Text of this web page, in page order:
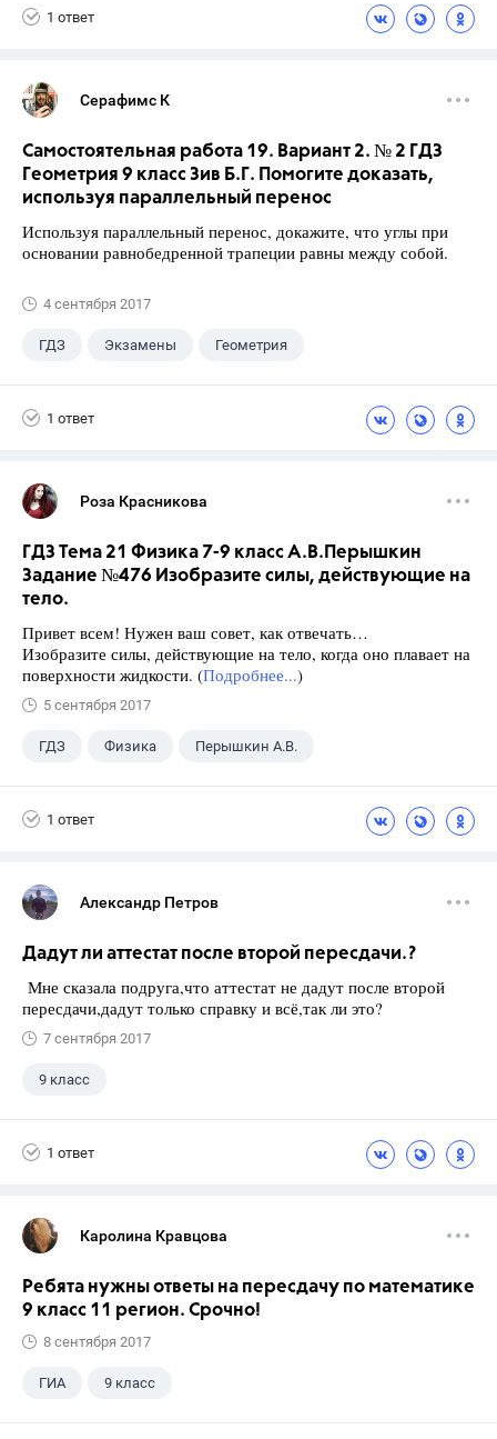
1 ответ
Серафимс К
Самостоятельная работа 19. Вариант 2. № 2 ГДЗ
Геометрия 9 класс Зив Б.Г. Помогите доказать,
используя параллельный перенос
Используя параллельный перенос, докажите, что углы при
основании равнобедренной трапеции равны между собой.
4 сентября 2017
ГДЗ Экзамены Геометрия
1 ответ
Роза Красникова
ГДЗ Тема 21 Физика 7-9 класс А.В.Перышкин
Задание №476 Изобразите силы, действующие на
тело.
Привет всем! Нужен ваш совет, как отвечать…
Изобразите силы, действующие на тело, когда оно плавает на
поверхности жидкости. (Подробнее...)
5 сентября 2017
ГДЗ Физика Перышкин А.В.
1 ответ
Александр Петров
Дадут ли аттестат после второй пересдачи.?
Мне сказала подруга,что аттестат не дадут после второй
пересдачи,дадут только справку и всё,так ли это?
7 сентября 2017
9 класс
1 ответ
Каролина Кравцова
Ребята нужны ответы на пересдачу по математике
9 класс 11 регион. Срочно!
8 сентября 2017
ГИА 9 класс